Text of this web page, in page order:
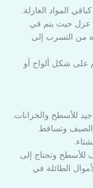
المواد العازلة.
عزل حيث يتم في
من التسرب إلى
على شكل ألواح أو
للأسطح والخزانات.
وتساقط
للأسطح وتحتاج إلى
الطائلة في